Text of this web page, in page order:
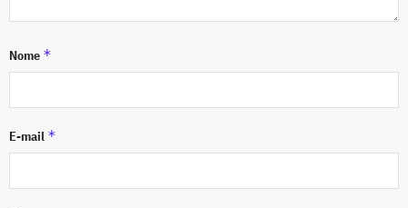
Nome *
E-mail *